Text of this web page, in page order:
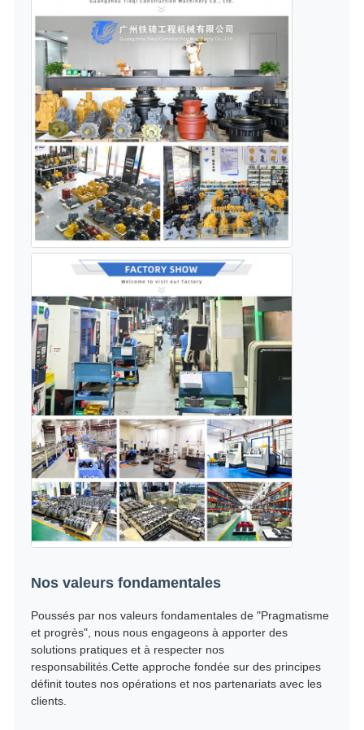
Nos valeurs fondamentales
Poussés par nos valeurs fondamentales de "Pragmatisme
et progrès", nous nous engageons à apporter des
solutions pratiques et à respecter nos
responsabilités.Cette approche fondée sur des principes
définit toutes nos opérations et nos partenariats avec les
clients.